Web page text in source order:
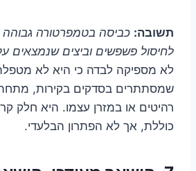
תשובה: כביסה בטמפרטורה גבוהה
לחיסול פשפשים וביצים שנמצאים
לא מספיקה לבדה כי היא לא
שמסתתרים בסדקים בקירות,
כוללת, אך לא הפתרון הבלעדי.